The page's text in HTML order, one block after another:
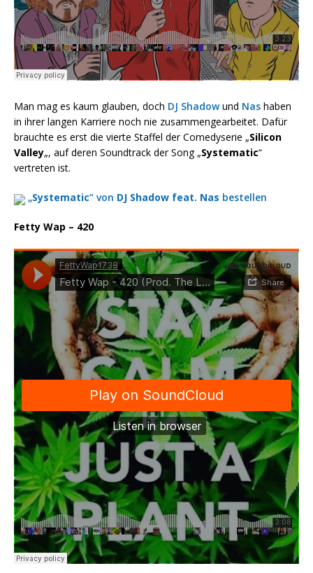
Man mag es kaum glauben, doch DJ Shadowund Nas haben
in ihrer langen Karriere noch nie zusammengearbeitet. Dafür
brauchte es erst die vierte Staffel der Comedyserie „Silicon
Valley„, auf deren Soundtrack der Song „Systematic“
vertreten ist.
„Systematic“ von DJ Shadow feat. Nas bestellen
Fetty Wap – 420